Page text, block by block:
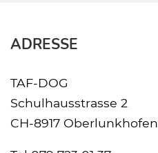
ADRESSE
TAF-DOG
Schulhausstrasse 2
CH-8917 Oberlunkhofen